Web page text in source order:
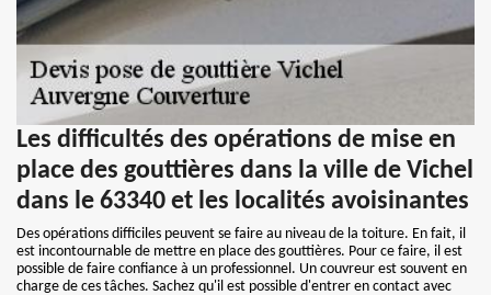
Les difficultés des opérations de mise en
place des gouttières dans la ville de Vichel
dans le 63340 et les localités avoisinantes
Des opérations difficiles peuvent se faire au niveau de la toiture. En fait, il
est incontournable de mettre en place des gouttières. Pour ce faire, il est
possible de faire confiance à un professionnel. Un couvreur est souvent en
charge de ces tâches. Sachez qu'il est possible d'entrer en contact avec